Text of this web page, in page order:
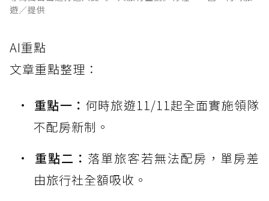
遊／提供
AI重點
文章重點整理：
重點一： 何時旅遊11/11起全面實施領隊
不配房新制。
重點二： 落單旅客若無法配房，單房差
由旅行社全額吸收。